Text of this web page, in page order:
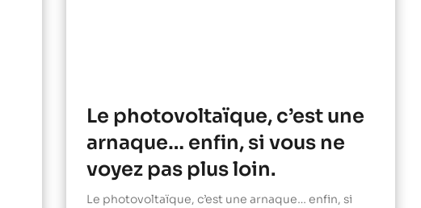
Le photovoltaïque, c’est une
arnaque… enfin, si vous ne
voyez pas plus loin.
Le photovoltaïque, c’est une arnaque… enfin, si